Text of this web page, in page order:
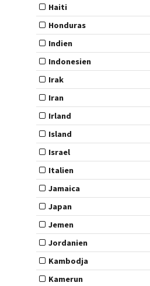
Haiti
Honduras
Indien
Indonesien
Irak
Iran
Irland
Island
Israel
Italien
Jamaica
Japan
Jemen
Jordanien
Kambodja
Kamerun